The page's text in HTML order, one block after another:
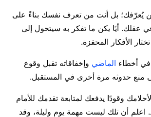
يُعرّفك؛ بل أنت من تعرف نفسك بناءً على
في عقلك. أيًا يكن ما تفكر به سيتحول إلى
الأفكار المحفزة.
أخطاء الماضي وإخفاقاته تقبل وقوع
منع حدوثه مرة أخرى في المستقبل.
وقودًا يدفعك لمتابعة تقدمك للأمام
أن تلك ليست مهمة يوم وليلة، وقد